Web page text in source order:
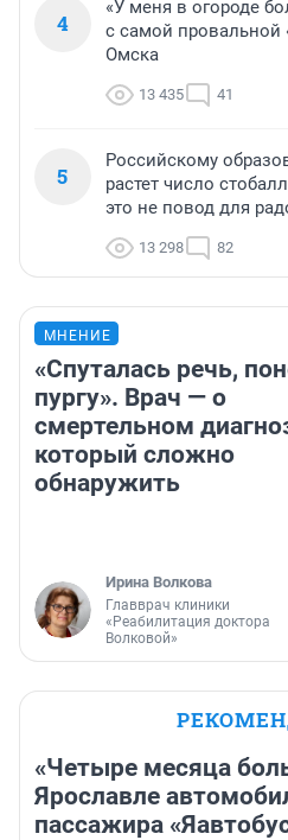
4
«У меня в огороде
с самой провальной
Омска
13 435 41
5
Российскому
растет число
это не повод для
13 298 82
МНЕНИЕ
«Спуталась речь,
пургу». Врач — о
смертельном
который сложно
обнаружить
Ирина Волкова
Главврач клиники
«Реабилитация доктора
Волковой»
«Четыре месяца
Ярославле
пассажира